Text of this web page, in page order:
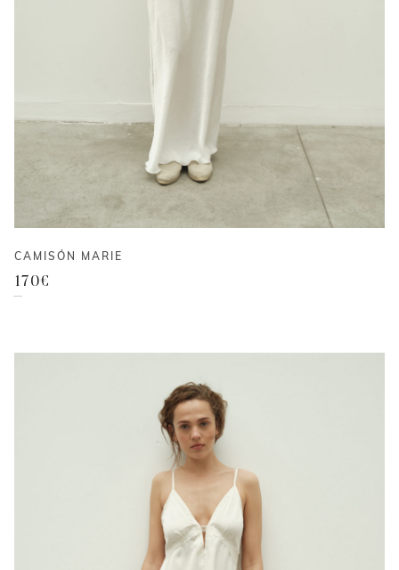
CAMISÓN MARIE
170€